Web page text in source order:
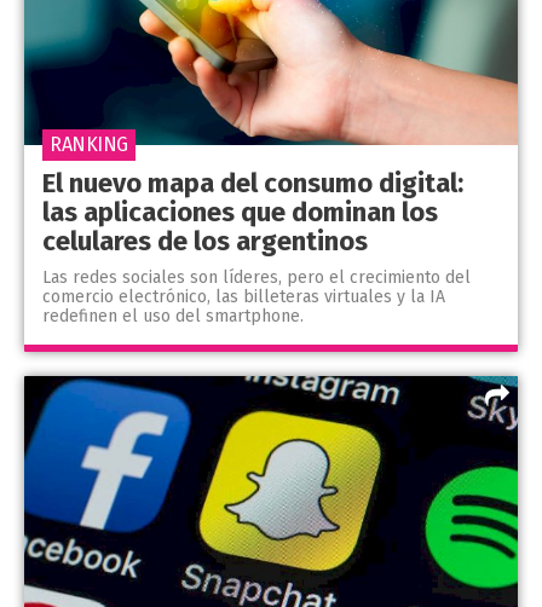
El nuevo mapa del consumo digital:
las aplicaciones que dominan los
celulares de los argentinos
Las redes sociales son líderes, pero el crecimiento del
comercio electrónico, las billeteras virtuales y la IA
redefinen el uso del smartphone.
RANKING